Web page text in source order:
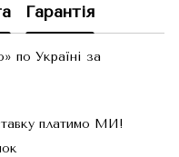
Гарантія
по Україні за
платимо МИ!